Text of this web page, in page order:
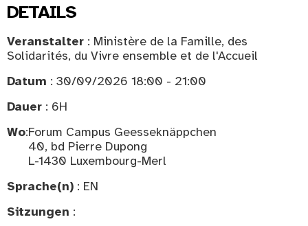
DETAILS
Veranstalter : Ministère de la Famille, des
Solidarités, du Vivre ensemble et de l'Accueil
Datum : 30/09/2026 18:00 - 21:00
Dauer : 6H
Wo:Forum Campus Geesseknäppchen
40, bd Pierre Dupong
L-1430 Luxembourg-Merl
Sprache(n) : EN
Sitzungen :